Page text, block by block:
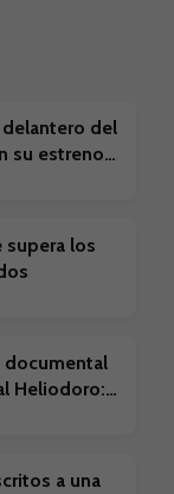
delantero del
su estreno
supera los
documental
Heliodoro:
a una